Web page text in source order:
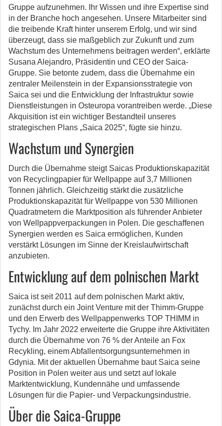
Gruppe aufzunehmen. Ihr Wissen und ihre Expertise sind
in der Branche hoch angesehen. Unsere Mitarbeiter sind
die treibende Kraft hinter unserem Erfolg, und wir sind
überzeugt, dass sie maßgeblich zur Zukunft und zum
Wachstum des Unternehmens beitragen werden“, erklärte
Susana Alejandro, Präsidentin und CEO der Saica-
Gruppe. Sie betonte zudem, dass die Übernahme ein
zentraler Meilenstein in der Expansionsstrategie von
Saica sei und die Entwicklung der Infrastruktur sowie
Dienstleistungen in Osteuropa vorantreiben werde. „Diese
Akquisition ist ein wichtiger Bestandteil unseres
strategischen Plans „Saica 2025“, fügte sie hinzu.
Wachstum und Synergien
Durch die Übernahme steigt Saicas Produktionskapazität
von Recyclingpapier für Wellpappe auf 3,7 Millionen
Tonnen jährlich. Gleichzeitig stärkt die zusätzliche
Produktionskapazität für Wellpappe von 530 Millionen
Quadratmetern die Marktposition als führender Anbieter
von Wellpappverpackungen in Polen. Die geschaffenen
Synergien werden es Saica ermöglichen, Kunden
verstärkt Lösungen im Sinne der Kreislaufwirtschaft
anzubieten.
Entwicklung auf dem polnischen Markt
Saica ist seit 2011 auf dem polnischen Markt aktiv,
zunächst durch ein Joint Venture mit der Thimm-Gruppe
und den Erwerb des Wellpappenwerks TOP THIMM in
Tychy. Im Jahr 2022 erweiterte die Gruppe ihre Aktivitäten
durch die Übernahme von 76 % der Anteile an Fox
Recykling, einem Abfallentsorgungsunternehmen in
Gdynia. Mit der aktuellen Übernahme baut Saica seine
Position in Polen weiter aus und setzt auf lokale
Marktentwicklung, Kundennähe und umfassende
Lösungen für die Papier- und Verpackungsindustrie.
Über die Saica-Gruppe